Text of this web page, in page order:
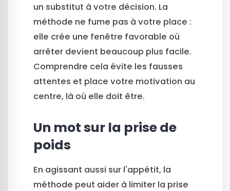
un substitut à votre décision. La
méthode ne fume pas à votre place :
elle crée une fenêtre favorable où
arrêter devient beaucoup plus facile.
Comprendre cela évite les fausses
attentes et place votre motivation au
centre, là où elle doit être.
Un mot sur la prise de
poids
En agissant aussi sur l'appétit, la
méthode peut aider à limiter la prise